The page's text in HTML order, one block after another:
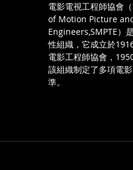
電影電視工程師協會
of Motion Picture
Engineers,SMPTE）
性組織，它成立於
電影工程師協會，
該組織制定了多項電
準。